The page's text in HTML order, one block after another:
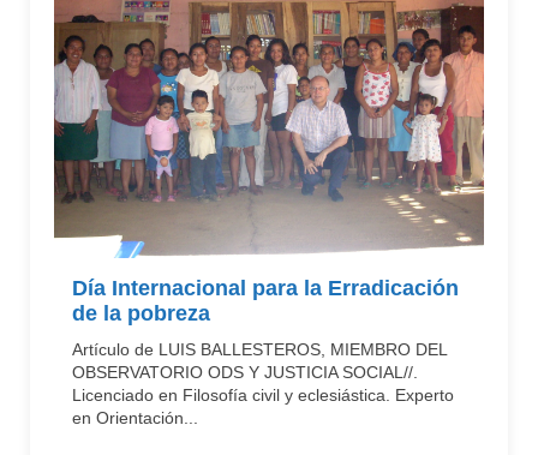
Día Internacional para la Erradicación
de la pobreza
Artículo de LUIS BALLESTEROS, MIEMBRO DEL
OBSERVATORIO ODS Y JUSTICIA SOCIAL//.
Licenciado en Filosofía civil y eclesiástica. Experto
en Orientación...